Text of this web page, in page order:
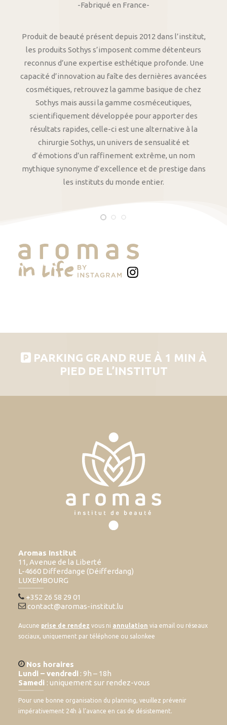
-Fabriqué en France-
Produit de beauté présent depuis 2012 dans l’institut,
les produits Sothys s’imposent comme détenteurs
reconnus d’une expertise esthétique profonde. Une
capacité d’innovation au faîte des dernières avancées
cosmétiques, retrouvez la gamme basique de chez
Sothys mais aussi la gamme cosméceutiques,
scientifiquement développée pour apporter des
résultats rapides, celle-ci est une alternative à la
chirurgie Sothys, un univers de sensualité et
d’émotions d’un raffinement extrême, un nom
mythique synonyme d’excellence et de prestige dans
les instituts du monde entier.
PARKING GRAND RUE À 1 MIN À
PIED DE L’INSTITUT
Aromas Institut
11, Avenue de la Liberté
L-4660 Differdange (Déifferdang)
LUXEMBOURG
+352 26 58 29 01
contact@aromas-institut.lu
Aucune prise de rendez vous ni annulation via email ou réseaux
sociaux, uniquement par téléphone ou salonkee
Nos horaires
Lundi – vendredi : 9h – 18h
Samedi : uniquement sur rendez-vous
Pour une bonne organisation du planning, veuillez prévenir
impérativement 24h à l’avance en cas de désistement.